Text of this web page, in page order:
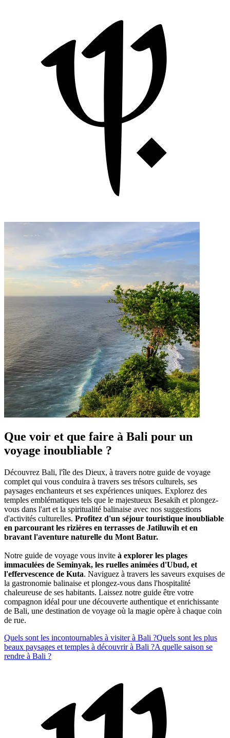
Que voir et que faire à Bali pour un
voyage inoubliable ?
Découvrez Bali, l'île des Dieux, à travers notre guide de voyage
complet qui vous conduira à travers ses trésors culturels, ses
paysages enchanteurs et ses expériences uniques. Explorez des
temples emblématiques tels que le majestueux Besakih et plongez-
vous dans l'art et la spiritualité balinaise avec nos suggestions
d'activités culturelles. Profitez d'un séjour touristique inoubliable
en parcourant les rizières en terrasses de Jatiluwih et en
bravant l'aventure naturelle du Mont Batur.
Notre guide de voyage vous invite à explorer les plages
immaculées de Seminyak, les ruelles animées d'Ubud, et
l'effervescence de Kuta. Naviguez à travers les saveurs exquises de
la gastronomie balinaise et plongez-vous dans l'hospitalité
chaleureuse de ses habitants. Laissez notre guide être votre
compagnon idéal pour une découverte authentique et enrichissante
de Bali, une destination de voyage où la magie opère à chaque coin
de rue.
Quels sont les incontournables à visiter à Bali ?Quels sont les plus
beaux paysages et temples à découvrir à Bali ?A quelle saison se
rendre à Bali ?